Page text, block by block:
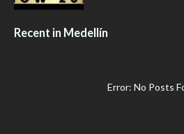
Recent in Medellín
Error: No Posts